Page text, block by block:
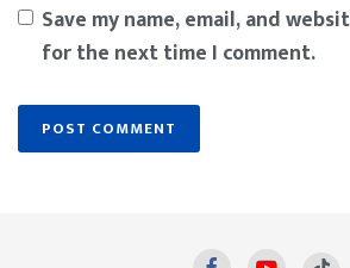
Save my name, email, and
for the next time I comment.